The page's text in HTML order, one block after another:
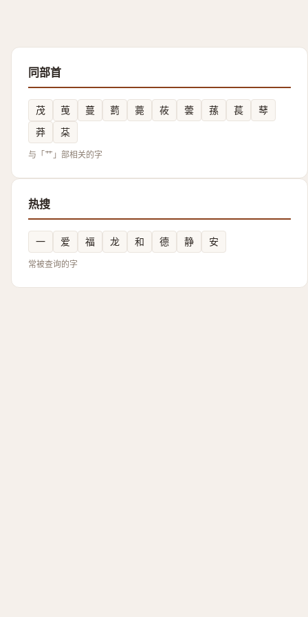
同部首
茂 䒶 蔓 藅 薧 莜 蕓 蓀 萇
䔷
莽
䒳
与「艹」部相关的字
热搜
一 爱 福 龙 和 德 静 安
常被查询的字